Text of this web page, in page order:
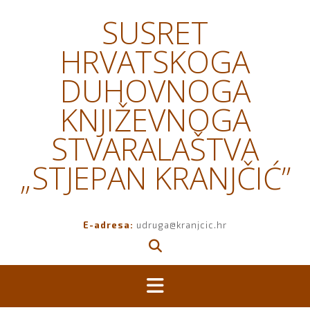
SUSRET
HRVATSKOGA
DUHOVNOGA
KNJIŽEVNOGA
STVARALAŠTVA
„STJEPAN KRANJČIĆ”
E-adresa: udruga@kranjcic.hr